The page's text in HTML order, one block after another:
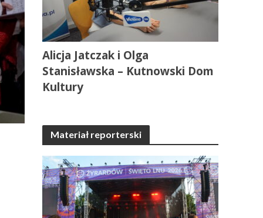
Alicja Jatczak i Olga
Stanisławska – Kutnowski Dom
Kultury
Materiał reporterski